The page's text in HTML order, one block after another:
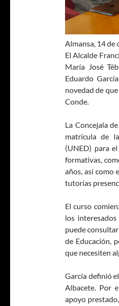
Almansa, 14 de
El Alcalde
María José
Eduardo
novedad de
Conde.
La Concejala
matrícula de
(UNED) para
formativas,
años, así como
tutorías
El curso
los
puede
de Educación,
que necesiten
García definió
Albacete. Por
apoyo